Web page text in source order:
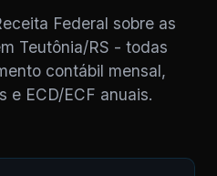
Digite uma
Federal sobre as
Teutônia/RS - todas
contábil mensal,
e ECD/ECF anuais.